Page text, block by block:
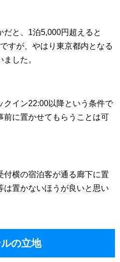
と、1泊5,000円超えると
すが、やはり東京都内となる
した。
クイン22:00以降という条件で
前に置かせてもらうことは可
付横の宿泊客が通る廊下に置
は置かないほうが良いと思い
の立地